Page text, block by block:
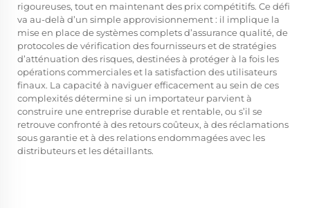
rigoureuses, tout en maintenant des prix compétitifs. Ce défi
va au-delà d’un simple approvisionnement : il implique la
mise en place de systèmes complets d’assurance qualité, de
protocoles de vérification des fournisseurs et de stratégies
d’atténuation des risques, destinées à protéger à la fois les
opérations commerciales et la satisfaction des utilisateurs
finaux. La capacité à naviguer efficacement au sein de ces
complexités détermine si un importateur parvient à
construire une entreprise durable et rentable, ou s’il se
retrouve confronté à des retours coûteux, à des réclamations
sous garantie et à des relations endommagées avec les
distributeurs et les détaillants.